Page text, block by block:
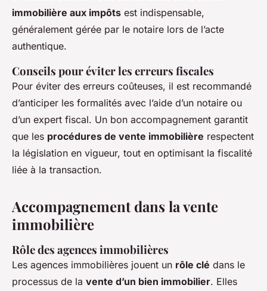
immobilière aux impôts est indispensable,
généralement gérée par le notaire lors de l’acte
authentique.
Conseils pour éviter les erreurs fiscales
Pour éviter des erreurs coûteuses, il est recommandé
d’anticiper les formalités avec l’aide d’un notaire ou
d’un expert fiscal. Un bon accompagnement garantit
que les procédures de vente immobilière respectent
la législation en vigueur, tout en optimisant la fiscalité
liée à la transaction.
Accompagnement dans la vente
immobilière
Rôle des agences immobilières
Les agences immobilières jouent un rôle clé dans le
processus de la vente d’un bien immobilier. Elles